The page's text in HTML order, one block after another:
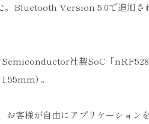
。Bluetooth Version 5.0で追加
社製SoC「
。
お客様が自由にアプリケーション